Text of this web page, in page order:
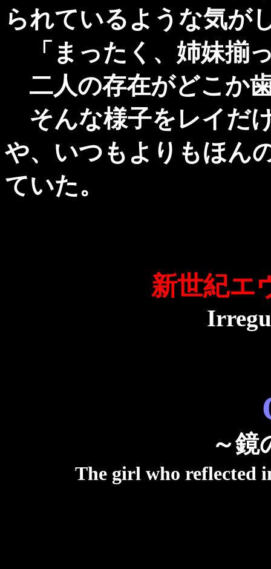
られているような気が
「まったく、姉妹揃
二人の存在がどこか
そんな様子をレイだ
や、いつもよりもほん
ていた。
新世紀エ
～鏡
The girl who reflected